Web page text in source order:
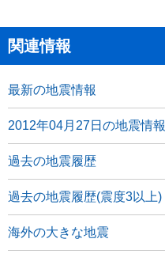
関連情報
最新の地震情報
2012年04月27日の地震情報
過去の地震履歴
過去の地震履歴(震度3以上)
海外の大きな地震